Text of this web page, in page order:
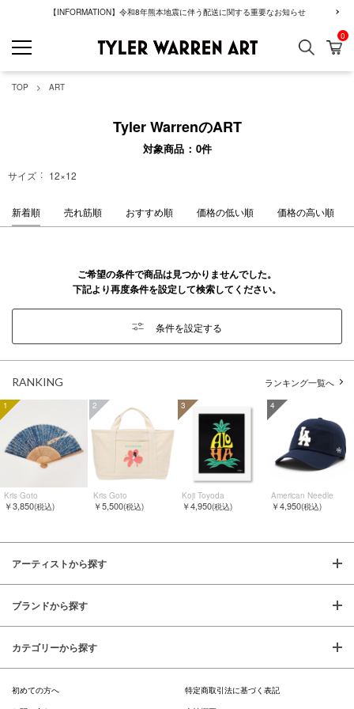
【INFORMATION】令和8年熊本地震に伴う配送に関する重要なお知らせ
GREENROOM
検索 カ
0
TOP ART
Tyler WarrenのART
対象商品 0件
サイズ 12×12
新着順 売れ筋順 おすすめ順 価格の低い順 価格の高い順
ご希望の条件で商品は見つかりませんでした。
下記より再度条件を設定して検索してください。
条件を設定する
RANKING ランキング一覧へ
1
Kris Goto
￥3,850(税込)
2
Kris Goto
￥5,500(税込)
3
Koji Toyoda
￥4,950(税込)
4
American Needle
￥4,950(税込)
アーティストから探す
ブランドから探す
カテゴリーから探す
初めての方へ
特定商取引法に基づく表記